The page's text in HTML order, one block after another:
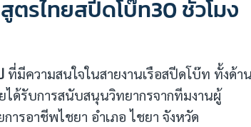
รไทยสปีดโบ๊ท30 ชั่วโมง
ที่มีความสนใจในสายงานเรือสปีดโบ๊ท ทั้งด้า
ได้รับการสนับสนุนวิทยากรจากทีมงานผู้
รอาชีพไชยา อำเภอ ไชยา จังหวัด